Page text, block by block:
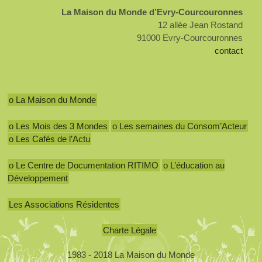
La Maison du Monde d’Evry-Courcouronnes
12 allée Jean Rostand
91000 Evry-Courcouronnes
contact
o La Maison du Monde
o Les Mois des 3 Mondes o Les semaines du Consom’Acteur
o Les Cafés de l’Actu
o Le Centre de Documentation RITIMO o L’éducation au
Développement
Les Associations Résidentes
Charte Légale
1983 - 2018 La Maison du Monde